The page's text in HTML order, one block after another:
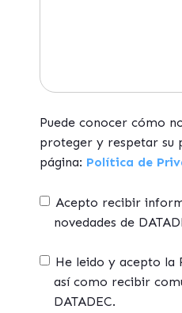
Puede conocer cómo
proteger y respetar su
página: Política de
Acepto recibir
novedades de
He leido y acepto la
así como recibir
DATADEC.